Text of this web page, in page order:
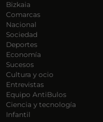
Bizkaia
Comarcas
Nacional
Sociedad
Deportes
Economía
Sucesos
Cultura y ocio
Entrevistas
Equipo AntiBulos
Ciencia y tecnología
Infantil